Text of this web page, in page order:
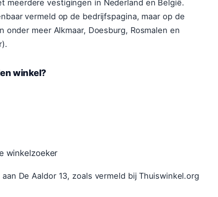
meerdere vestigingen in Nederland en België.
vermeld op de bedrijfspagina, maar op de
meer Alkmaar, Doesburg, Rosmalen en
winkel?
winkelzoeker
De Aaldor 13, zoals vermeld bij Thuiswinkel.org